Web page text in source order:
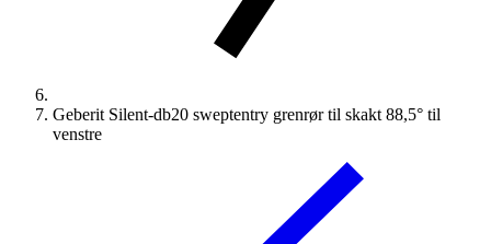
Geberit Silent-db20 sweptentry grenrør til skakt 88,5° til
venstre